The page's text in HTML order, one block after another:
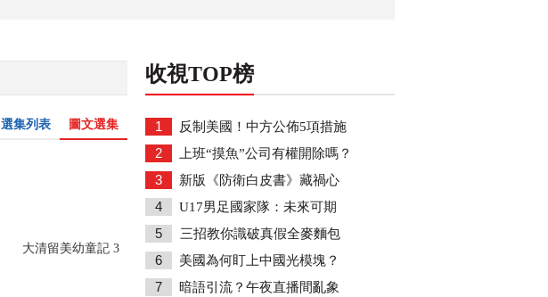
圖文選集
選集列表
大清留美幼童記 3
收視TOP榜
1 反制美國！中方公佈5項措施
2 上班“摸魚”公司有權開除嗎？
3 新版《防衛白皮書》藏禍心
4 U17男足國家隊：未來可期
5 三招教你識破真假全麥麵包
6 美國為何盯上中國光模塊？
7 暗語引流？午夜直播間亂象